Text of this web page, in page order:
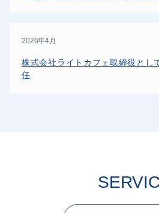
2026年4月
株式会社ライトカフェ取締役とし
任